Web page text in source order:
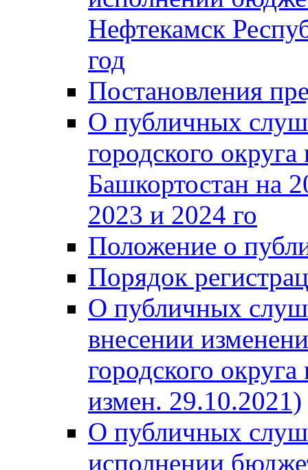
Нефтекамск
год
Постановления
О публичных
городского
Башкортостан на
2023 и 2024 го
Положение о
Порядок
О публичных
внесении
городского
измен. 29.10.2021)
О публичных
исполнении